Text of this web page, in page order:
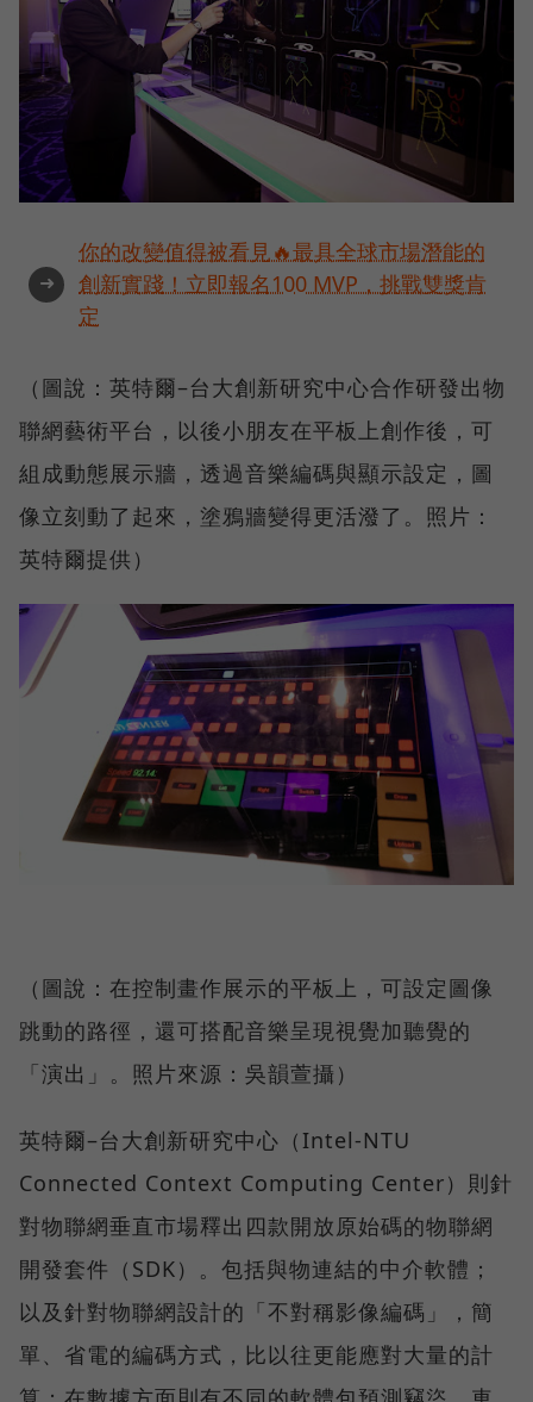
➜
你的改變值得被看見🔥最具全球市場潛能的
創新實踐！立即報名100 MVP，挑戰雙獎肯
定
（圖說：英特爾–台大創新研究中心合作研發出物
聯網藝術平台，以後小朋友在平板上創作後，可
組成動態展示牆，透過音樂編碼與顯示設定，圖
像立刻動了起來，塗鴉牆變得更活潑了。照片：
英特爾提供）
（圖說：在控制畫作展示的平板上，可設定圖像
跳動的路徑，還可搭配音樂呈現視覺加聽覺的
「演出」。照片來源：吳韻萱攝）
英特爾–台大創新研究中心（Intel-NTU
Connected Context Computing Center）則針
對物聯網垂直市場釋出四款開放原始碼的物聯網
開發套件（SDK）。包括與物連結的中介軟體；
以及針對物聯網設計的「不對稱影像編碼」，簡
單、省電的編碼方式，比以往更能應對大量的計